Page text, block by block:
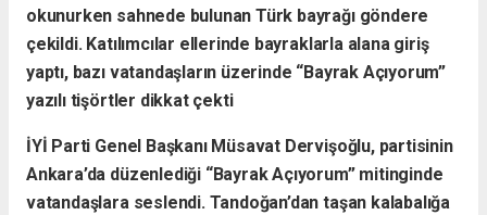
okunurken sahnede bulunan Türk bayrağı göndere
çekildi. Katılımcılar ellerinde bayraklarla alana giriş
yaptı, bazı vatandaşların üzerinde “Bayrak Açıyorum”
yazılı tişörtler dikkat çekti
İYİ Parti Genel Başkanı Müsavat Dervişoğlu, partisinin
Ankara’da düzenlediği “Bayrak Açıyorum” mitinginde
vatandaşlara seslendi. Tandoğan’dan taşan kalabalığa